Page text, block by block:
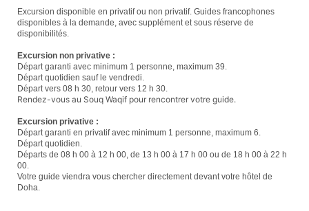
Excursion disponible en privatif ou non privatif. Guides francophones
disponibles à la demande, avec supplément et sous réserve de
disponibilités.
Excursion non privative :
Départ garanti avec minimum 1 personne, maximum 39.
Départ quotidien sauf le vendredi.
Départ vers 08 h 30, retour vers 12 h 30.
Rendez-vous au Souq Waqif pour rencontrer votre guide.
Excursion privative :
Départ garanti en privatif avec minimum 1 personne, maximum 6.
Départ quotidien.
Départs de 08 h 00 à 12 h 00, de 13 h 00 à 17 h 00 ou de 18 h 00 à 22 h
00.
Votre guide viendra vous chercher directement devant votre hôtel de
Doha.